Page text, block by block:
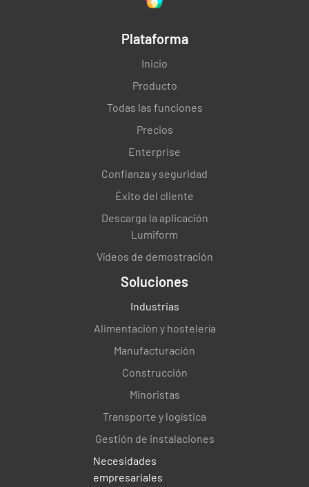
Plataforma
Inicio
Producto
Todas las funciones
Precios
Enterprise
Confianza y seguridad
Éxito del cliente
Descarga la aplicación
Lumiform
Vídeos de demostración
Soluciones
Industrias
Alimentación y hostelería
Manufacturación
Construcción
Minoristas
Transporte y logística
Gestión de instalaciones
Necesidades
empresariales